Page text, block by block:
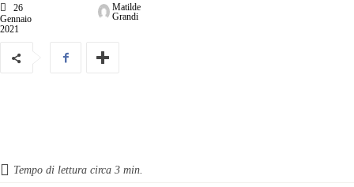
26
Gennaio
2021
Matilde
Grandi
Tempo di lettura circa 3 min.